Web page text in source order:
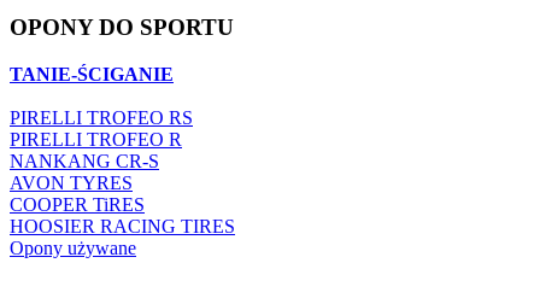
OPONY DO SPORTU
TANIE-ŚCIGANIE
PIRELLI TROFEO RS
PIRELLI TROFEO R
NANKANG CR-S
AVON TYRES
COOPER TiRES
HOOSIER RACING TIRES
Opony używane